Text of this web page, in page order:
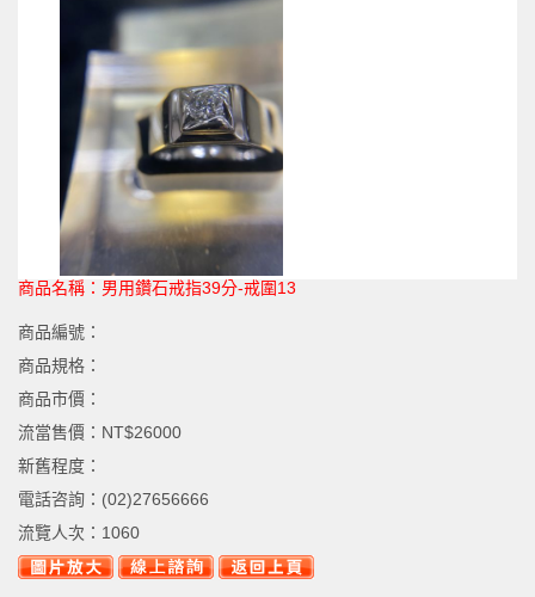
商品名稱： 男用鑽石戒指39分-戒圍13
商品編號：
商品規格：
商品市價：
流當售價： NT$26000
新舊程度：
電話咨詢： (02)27656666
流覽人次： 1060